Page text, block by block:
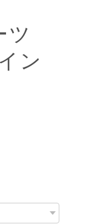
ツ
ン